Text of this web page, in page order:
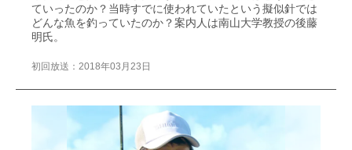
ていったのか？当時すでに使われていたという擬似針では
どんな魚を釣っていたのか？案内人は南山大学教授の後藤
明氏。
初回放送：2018年03月23日